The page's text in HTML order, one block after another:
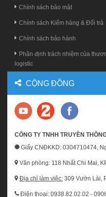
Chính sách bảo mật
Chính sách Kiểm hàng & Đổi trả
Chính sách bảo hành
Phân định trách nhiệm của
logistic
CỘNG ĐỒNG
CÔNG TY TNHH TRUYỀN
Giấy CNĐKKD: 0304710474,
Văn phòng: 118 Nhất Chi Mai,
Địa chỉ làm việc: 309 Vườn Lài,
Điện thoại: 0938.82.02.02 -